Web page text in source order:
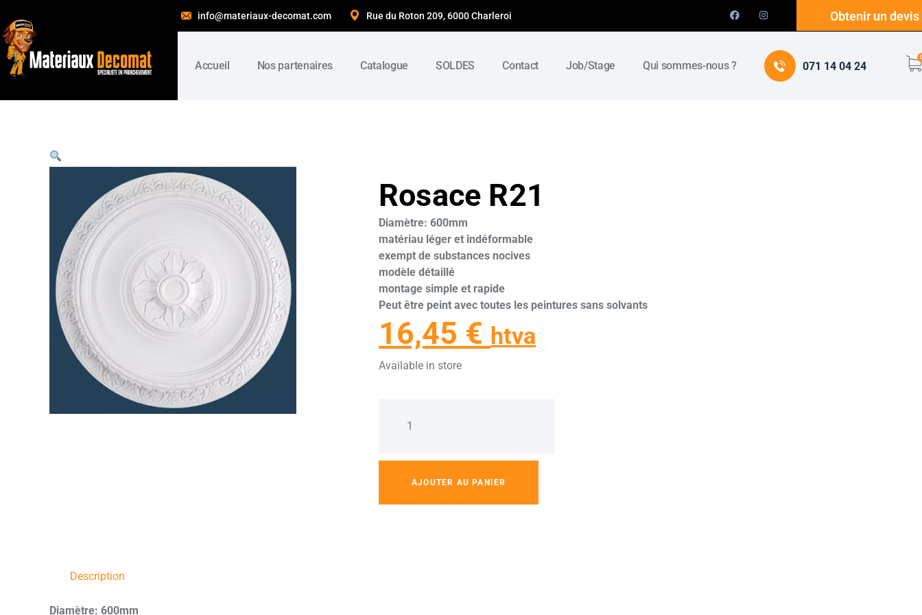
info@materiaux-decomat.com Rue du Roton 209, 6000 Charleroi Obtenir un devis
Accueil Nos partenaires Catalogue SOLDES Contact Job/Stage Qui sommes-nous ? 071 14 04 24
Rosace R21
Diamètre: 600mm
matériau léger et indéformable
exempt de substances nocives
modèle détaillé
montage simple et rapide
Peut être peint avec toutes les peintures sans solvants
16,45 € htva
Available in store
AJOUTER AU PANIER
Description
Diamètre: 600mm